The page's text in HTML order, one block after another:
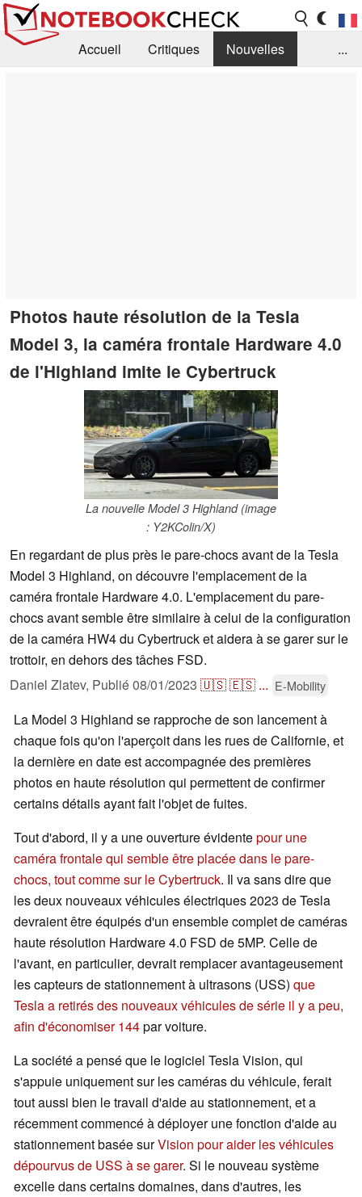
Accueil Critiques
Nouvelles
...
Photos haute résolution de la Tesla
Model 3, la caméra frontale Hardware 4.0
de l'Highland imite le Cybertruck
La nouvelle Model 3 Highland (image
: Y2KColin/X)
En regardant de plus près le pare-chocs avant de la Tesla
Model 3 Highland, on découvre l'emplacement de la
caméra frontale Hardware 4.0. L'emplacement du pare-
chocs avant semble être similaire à celui de la configuration
de la caméra HW4 du Cybertruck et aidera à se garer sur le
trottoir, en dehors des tâches FSD.
Daniel Zlatev, Publié08/01/2023 🇺🇸🇪🇸 ... E-Mobility
La Model 3 Highland se rapproche de son lancement à
chaque fois qu'on l'aperçoit dans les rues de Californie, et
la dernière en date est accompagnée des premières
photos en haute résolution qui permettent de confirmer
certains détails ayant fait l'objet de fuites.
Tout d'abord, il y a une ouverture évidentepour une
caméra frontale qui semble être placée dans le pare-
chocs, tout comme sur le Cybertruck. Il va sans dire que
les deux nouveaux véhicules électriques 2023 de Tesla
devraient être équipés d'un ensemble complet de caméras
haute résolution Hardware 4.0 FSD de 5MP. Celle de
l'avant, en particulier, devrait remplacer avantageusement
les capteurs de stationnement à ultrasons (USS) que
Tesla a retirés des nouveaux véhicules de série il y a peu,
afin d'économiser 144par voiture.
La société a pensé que le logiciel Tesla Vision, qui
s'appuie uniquement sur les caméras du véhicule, ferait
tout aussi bien le travail d'aide au stationnement, et a
récemment commencé à déployer une fonction d'aide au
stationnement basée surVision pour aider les véhicules
dépourvus de USS à se garer. Si le nouveau système
excelle dans certains domaines, dans d'autres, les